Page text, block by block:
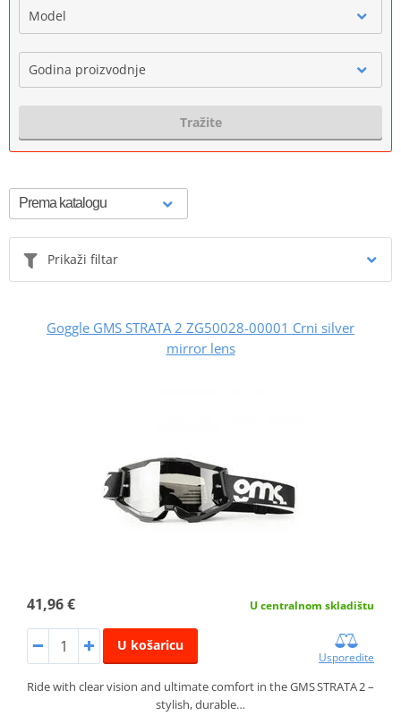
Model
Godina proizvodnje
Tražite
Prikaži filtar
Goggle GMS STRATA 2 ZG50028-00001 Crni silver
mirror lens
41,96 € U centralnom skladištu
U košaricu
Usporedite
Ride with clear vision and ultimate comfort in the GMS STRATA 2 –
stylish, durable…